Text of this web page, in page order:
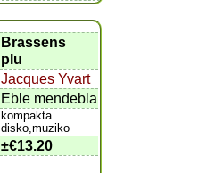
Brassens
plu
Jacques Yvart
Eble mendebla
kompakta
disko,muziko
±€13.20